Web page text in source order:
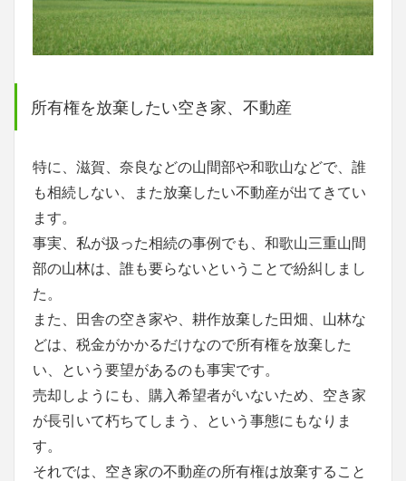
所有権を放棄したい空き家、不動産
特に、滋賀、奈良などの山間部や和歌山などで、誰
も相続しない、また放棄したい不動産が出てきてい
ます。
事実、私が扱った相続の事例でも、和歌山三重山間
部の山林は、誰も要らないということで紛糾しまし
た。
また、田舎の空き家や、耕作放棄した田畑、山林な
どは、税金がかかるだけなので所有権を放棄した
い、という要望があるのも事実です。
売却しようにも、購入希望者がいないため、空き家
が長引いて朽ちてしまう、という事態にもなりま
す。
それでは、空き家の不動産の所有権は放棄すること